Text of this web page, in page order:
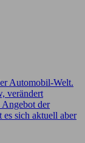
Automobil-Welt.
verändert
Angebot der
sich aktuell aber